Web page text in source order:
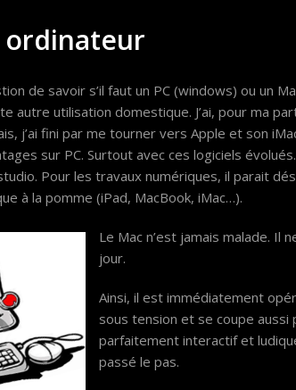
ordinateur
de savoir s’il faut un PC (windows) ou un
autre utilisation domestique. J’ai, pour ma
j’ai fini par me tourner vers Apple et son
sur PC. Surtout avec ces logiciels
Pour les travaux numériques, il parait
à la pomme (iPad, MacBook, iMac…).
Le Mac n’est jamais malade. Il
jour.
Ainsi, il est immédiatement
sous tension et se coupe aussi
parfaitement interactif et
passé le pas.